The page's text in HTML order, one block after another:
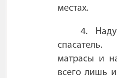
местах.
4.
матрасы и
всего лишь